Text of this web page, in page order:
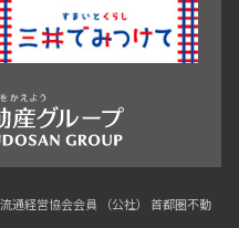
通経営協会会員 （公社） 首都圏不動